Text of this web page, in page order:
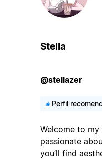
Stella
@stellazer
Perfil
Welcome to
passionate
you’ll find